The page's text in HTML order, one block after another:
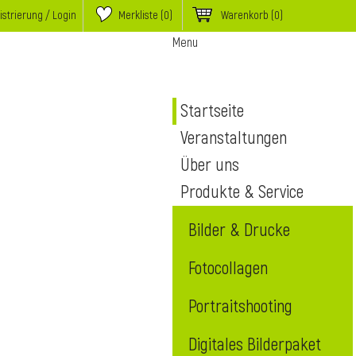
/ Login Merkliste (0) Warenkorb (0)
Menu
Startseite
Veranstaltungen
Über uns
Produkte & Service
Bilder & Drucke
Fotocollagen
Portraitshooting
Digitales Bilderpaket